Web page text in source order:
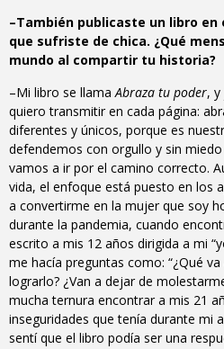
–También publicaste un libro en
que sufriste de chica. ¿Qué
mundo al compartir tu historia?
–Mi libro se llama Abraza tu poder,
quiero transmitir en cada página:
diferentes y únicos, porque es
defendemos con orgullo y sin
vamos a ir por el camino correcto.
vida, el enfoque está puesto en los
a convertirme en la mujer que soy
durante la pandemia, cuando
escrito a mis 12 años dirigida a mi
me hacía preguntas como: “¿Qué
lograrlo? ¿Van a dejar de
mucha ternura encontrar a mis 21
inseguridades que tenía durante mi
sentí que el libro podía ser una